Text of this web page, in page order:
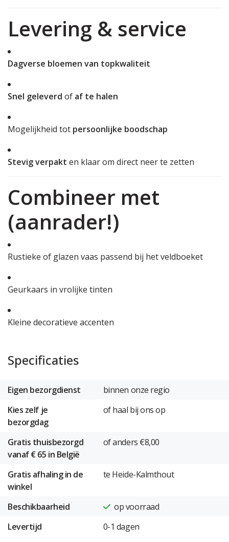
Levering & service
Dagverse bloemen van topkwaliteit
Snel geleverd of af te halen
Mogelijkheid tot persoonlijke boodschap
Stevig verpakt en klaar om direct neer te zetten
Combineer met
(aanrader!)
Rustieke of glazen vaas passend bij het veldboeket
Geurkaars in vrolijke tinten
Kleine decoratieve accenten
Specificaties
Eigen bezorgdienst
binnen onze regio
Kies zelf je
bezorgdag
of haal bij ons op
Gratis thuisbezorgd
vanaf € 65 in België
of anders €8,00
Gratis afhaling in de
winkel
te Heide-Kalmthout
Beschikbaarheid
op voorraad
Levertijd
0-1 dagen